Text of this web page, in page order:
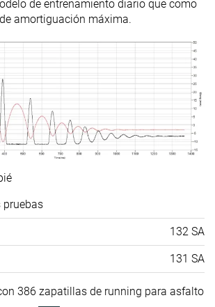
de entrenamiento diario que como
amortiguación máxima.
pruebas
132 SA
131 SA
386 zapatillas de running para asfalto